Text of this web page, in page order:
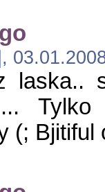
laska..
(; Bjitiful